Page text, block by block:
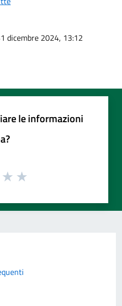
dicembre 2024, 13:12
le informazioni